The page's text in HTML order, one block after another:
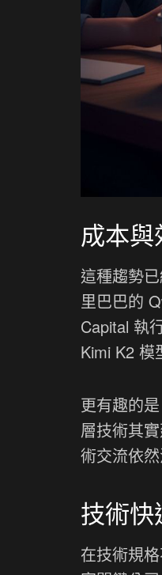
成本
這種趨勢
里巴巴的
Capital 執
Kimi K2 模
更有趣的
層技術其
術交流依
技術
在技術規